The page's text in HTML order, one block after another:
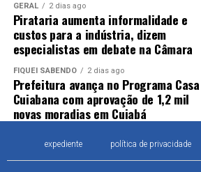
GERAL 2 dias ago
Pirataria aumenta informalidade e
custos para a indústria, dizem
especialistas em debate na Câmara
FIQUEI SABENDO 2 dias ago
Prefeitura avança no Programa Casa
Cuiabana com aprovação de 1,2 mil
novas moradias em Cuiabá
expediente política de privacidade